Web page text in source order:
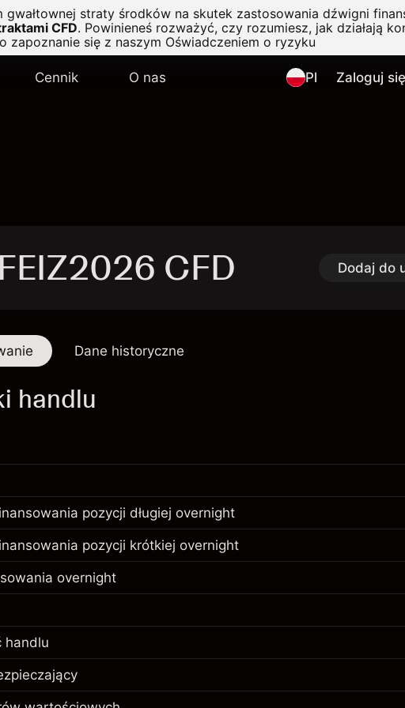
straty środków na skutek zastosowania dźwigni
CFD. Powinieneś rozważyć, czy rozumiesz, jak działają
zapoznanie się z naszym Oświadczeniem o ryzyku
Cennik O nas Pl Zaloguj się
CFD Dodaj do
Dane historyczne
handlu
jest dostępny do handlu
pozycji długiej overnight
zabezpieczający.
€1,000.00
overnight za
pozycji krótkiej overnight
zabezpieczający.
€1,000.00
overnight
handlu